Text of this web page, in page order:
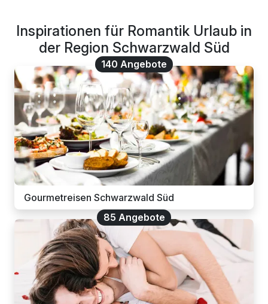
Inspirationen für Romantik Urlaub in
der Region Schwarzwald Süd
140 Angebote
Gourmetreisen Schwarzwald Süd
85 Angebote